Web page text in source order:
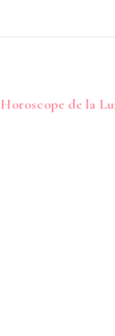
Horoscope de la